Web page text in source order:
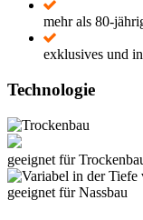
mehr als 80-
exklusives und
Technologie
geeignet für
geeignet für Nassbau